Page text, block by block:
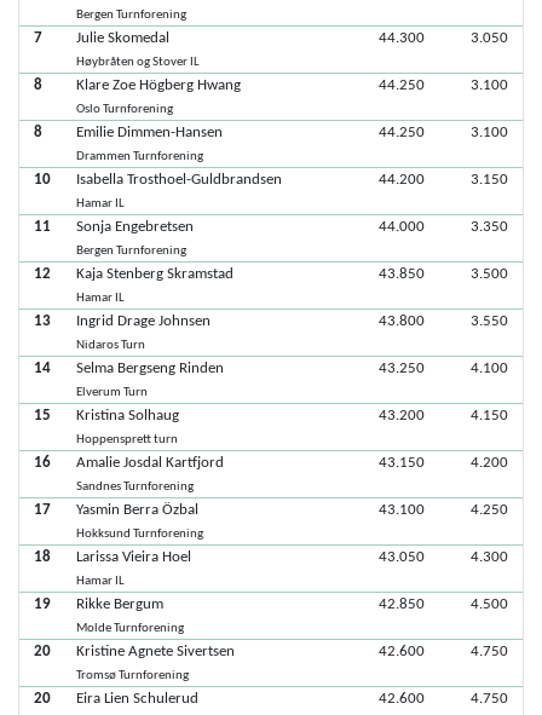
Bergen Turnforening
7 Julie Skomedal
Høybråten og Stover IL
44.300 3.050
8 Klare Zoe Högberg Hwang
Oslo Turnforening
44.250 3.100
8 Emilie Dimmen-Hansen
Drammen Turnforening
44.250 3.100
10 Isabella Trosthoel-Guldbrandsen
Hamar IL
44.200 3.150
11 Sonja Engebretsen
Bergen Turnforening
44.000 3.350
12 Kaja Stenberg Skramstad
Hamar IL
43.850 3.500
13 Ingrid Drage Johnsen
Nidaros Turn
43.800 3.550
14 Selma Bergseng Rinden
Elverum Turn
43.250 4.100
15 Kristina Solhaug
Hoppensprett turn
43.200 4.150
16 Amalie Josdal Kartfjord
Sandnes Turnforening
43.150 4.200
17 Yasmin Berra Özbal
Hokksund Turnforening
43.100 4.250
18 Larissa Vieira Hoel
Hamar IL
43.050 4.300
19 Rikke Bergum
Molde Turnforening
42.850 4.500
20 Kristine Agnete Sivertsen
Tromsø Turnforening
42.600 4.750
20 Eira Lien Schulerud 42.600 4.750